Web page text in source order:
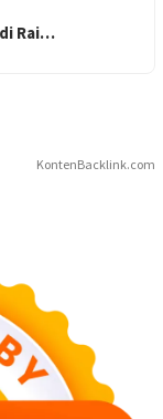
Rai…
KontenBacklink.com